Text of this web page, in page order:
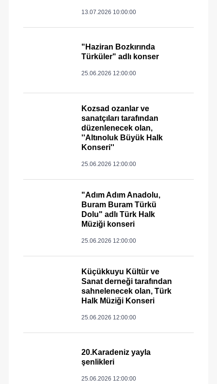
13.07.2026 10:00:00
"Haziran Bozkırında
Türküler" adlı konser
25.06.2026 12:00:00
Kozsad ozanlar ve
sanatçıları tarafından
düzenlenecek olan,
''Altınoluk Büyük Halk
Konseri''
25.06.2026 12:00:00
"Adım Adım Anadolu,
Buram Buram Türkü
Dolu" adlı Türk Halk
Müziği konseri
25.06.2026 12:00:00
Küçükkuyu Kültür ve
Sanat derneği tarafından
sahnelenecek olan, Türk
Halk Müziği Konseri
25.06.2026 12:00:00
20.Karadeniz yayla
şenlikleri
25.06.2026 12:00:00